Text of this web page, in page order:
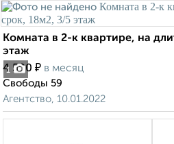
1
Комната в 2-к квартире, на
этаж
4 500 ₽ в месяц
Свободы 59
Агентство, 10.01.2022